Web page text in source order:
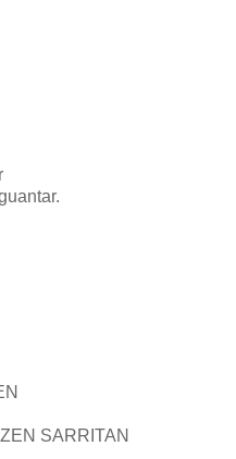
SARRITAN